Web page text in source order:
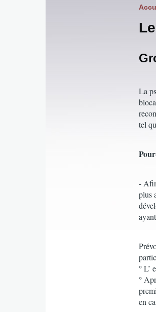
La
tel
-
plus
° L’
°
en